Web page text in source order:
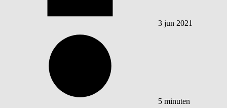
3 jun 2021
5 minuten